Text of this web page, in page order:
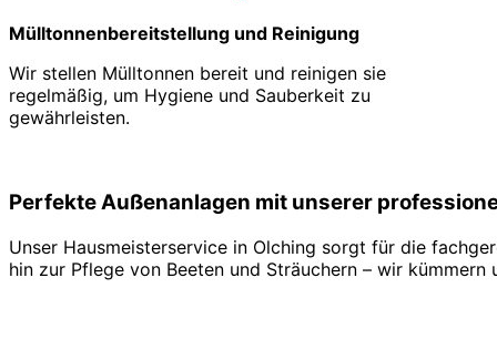
Mülltonnenbereitstellung und Reinigung
Wir stellen Mülltonnen bereit und reinigen sie
regelmäßig, um Hygiene und Sauberkeit zu
gewährleisten.
Perfekte Außenanlagen mit unserer
Unser Hausmeisterservice in Olching sorgt für die
hin zur Pflege von Beeten und Sträuchern – wir